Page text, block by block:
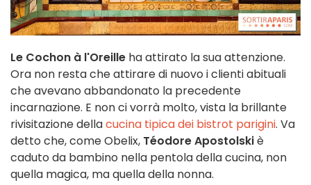
Le Cochon à l'Oreille ha attirato la sua attenzione.
Ora non resta che attirare di nuovo i clienti abituali
che avevano abbandonato la precedente
incarnazione. E non ci vorrà molto, vista la brillante
rivisitazione dellacucina tipica dei bistrot parigini. Va
detto che, come Obelix, Téodore Apostolskiè
caduto da bambino nella pentola della cucina, non
quella magica, ma quella della nonna.